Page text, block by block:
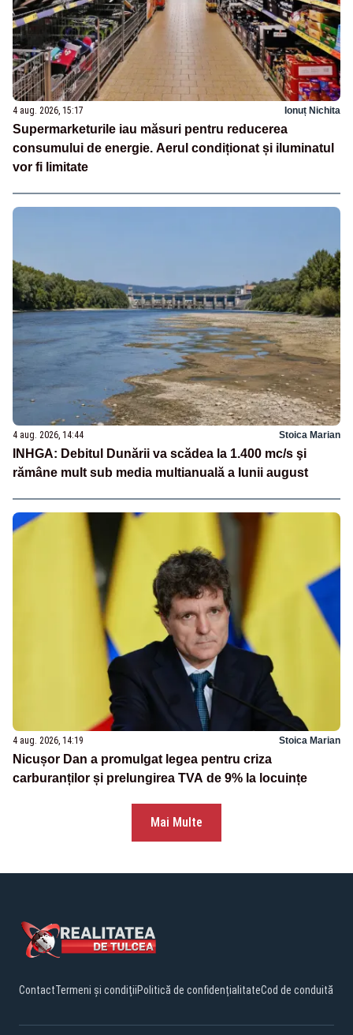
4 aug. 2026, 15:17 Ionuț Nichita
Supermarketurile iau măsuri pentru reducerea
consumului de energie. Aerul condiționat și iluminatul
vor fi limitate
4 aug. 2026, 14:44 Stoica Marian
INHGA: Debitul Dunării va scădea la 1.400 mc/s şi
rămâne mult sub media multianuală a lunii august
4 aug. 2026, 14:19 Stoica Marian
Nicușor Dan a promulgat legea pentru criza
carburanților și prelungirea TVA de 9% la locuințe
Mai Multe
ContactTermeni și condițiiPolitică de confidențialitateCod de conduită